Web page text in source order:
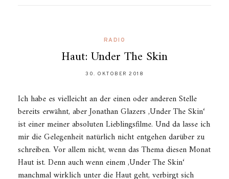
RADIO
Haut: Under The Skin
30. OKTOBER 2018
Ich habe es vielleicht an der einen oder anderen Stelle
bereits erwähnt, aber Jonathan Glazers ,Under The Skin‘
ist einer meiner absoluten Lieblingsfilme. Und da lasse ich
mir die Gelegenheit natürlich nicht entgehen darüber zu
schreiben. Vor allem nicht, wenn das Thema diesen Monat
Haut ist. Denn auch wenn einem ,Under The Skin‘
manchmal wirklich unter die Haut geht, verbirgt sich